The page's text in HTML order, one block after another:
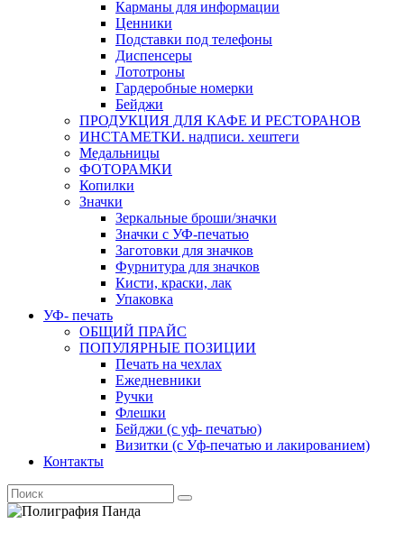
Карманы для информации
Ценники
Подставки под телефоны
Диспенсеры
Лототроны
Гардеробные номерки
Бейджи
ПРОДУКЦИЯ ДЛЯ КАФЕ И РЕСТОРАНОВ
ИНСТАМЕТКИ. надписи. хештеги
Медальницы
ФОТОРАМКИ
Копилки
Значки
Зеркальные броши/значки
Значки с УФ-печатью
Заготовки для значков
Фурнитура для значков
Кисти, краски, лак
Упаковка
УФ- печать
ОБЩИЙ ПРАЙС
ПОПУЛЯРНЫЕ ПОЗИЦИИ
Печать на чехлах
Ежедневники
Ручки
Флешки
Бейджи (с уф- печатью)
Визитки (с Уф-печатью и лакированием)
Контакты